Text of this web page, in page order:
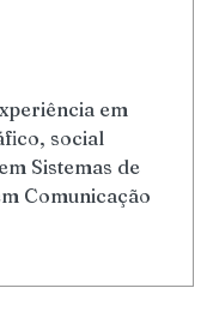
em
social
Sistemas de
Comunicação